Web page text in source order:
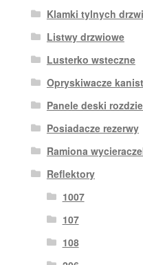
Klamki tylnych drzwi
Listwy drzwiowe
Lusterko wsteczne
Opryskiwacze
Panele deski
Posiadacze rezerwy
Ramiona
Reflektory
1007
107
108